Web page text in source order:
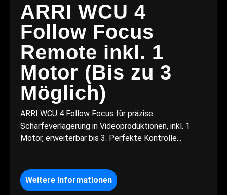
ARRI WCU 4
Follow Focus
Remote inkl. 1
Motor (Bis zu 3
Möglich)
ARRI WCU 4 Follow Focus für präzise
Schärfeverlagerung in Videoproduktionen, inkl. 1
Motor, erweiterbar bis 3. Perfekte Kontrolle...
Weitere Informationen